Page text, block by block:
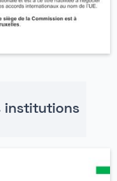
institutions